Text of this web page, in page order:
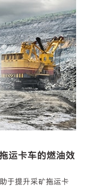
运卡车的燃油效
于提升采矿拖运卡